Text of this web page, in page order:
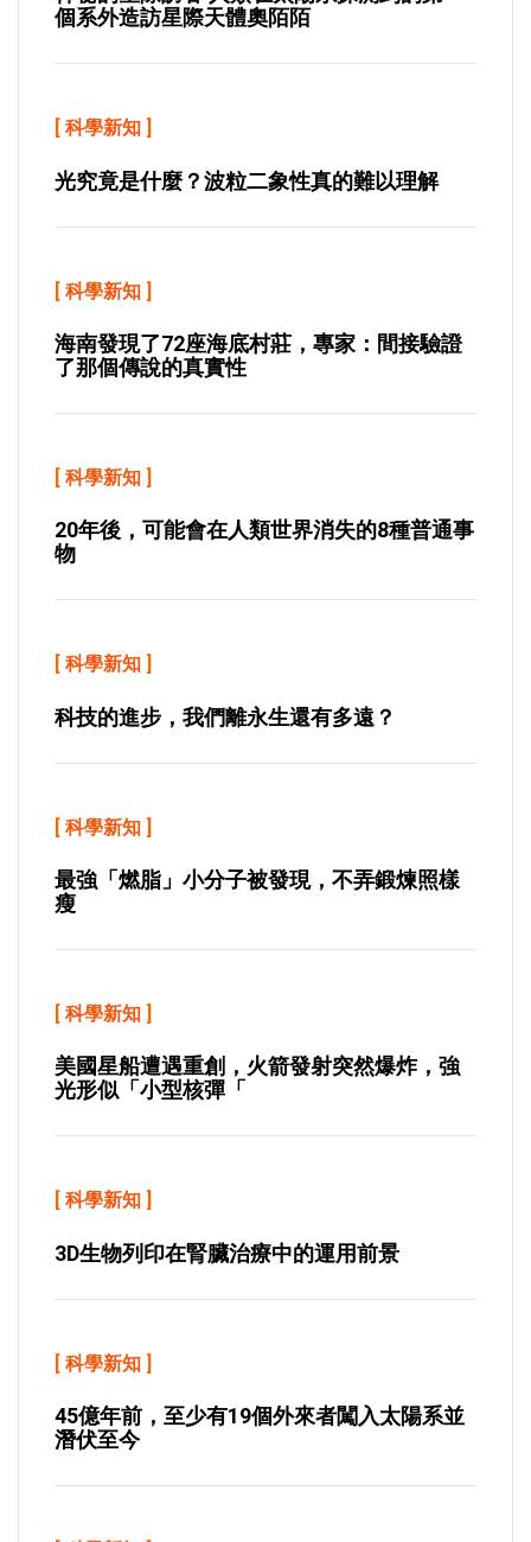
個系外造訪星際天體奧陌陌
[ 科學新知 ]
光究竟是什麼？波粒二象性真的難以理解
[ 科學新知 ]
海南發現了72座海底村莊，專家：間接驗證
了那個傳說的真實性
[ 科學新知 ]
20年後，可能會在人類世界消失的8種普通事
物
[ 科學新知 ]
科技的進步，我們離永生還有多遠？
[ 科學新知 ]
最強「燃脂」小分子被發現，不弄鍛煉照樣
瘦
[ 科學新知 ]
美國星船遭遇重創，火箭發射突然爆炸，強
光形似「小型核彈「
[ 科學新知 ]
3D生物列印在腎臟治療中的運用前景
[ 科學新知 ]
45億年前，至少有19個外來者闖入太陽系並
潛伏至今